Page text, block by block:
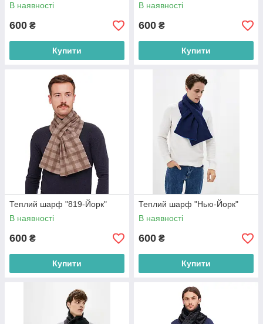
В наявності
600 ₴
Купити
В наявності
600 ₴
Купити
Теплий шарф "819-Йорк"
В наявності
600 ₴
Купити
Теплий шарф "Нью-Йорк"
В наявності
600 ₴
Купити